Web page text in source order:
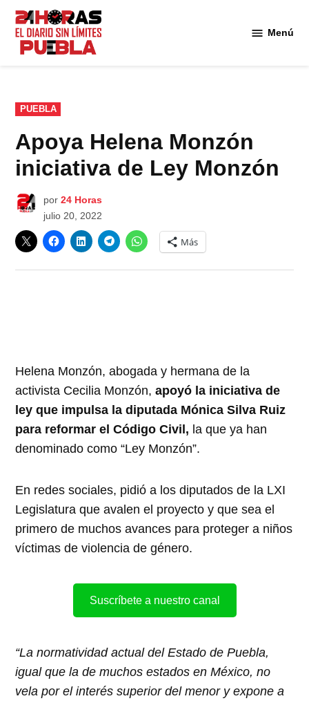
Saltar
contenido
Menú
PUBLICADO
EN
PUEBLA
Apoya Helena Monzón
iniciativa de Ley Monzón
por 24 Horas
julio 20, 2022
Más
Helena Monzón, abogada y hermana de la
activista Cecilia Monzón,apoyó la iniciativa de
ley que impulsa la diputada Mónica Silva Ruiz
para reformar el Código Civil, la que ya han
denominado como “Ley Monzón”.
En redes sociales, pidió a los diputados de la LXI
Legislatura que avalen el proyecto y que sea el
primero de muchos avances para proteger a niños
víctimas de violencia de género.
Suscríbete a nuestro canal
“La normatividad actual del Estado de Puebla,
igual que la de muchos estados en México, no
vela por el interés superior del menor y expone a